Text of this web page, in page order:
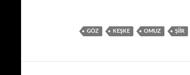
GÖZ KEŞKE OMUZ ŞIIR